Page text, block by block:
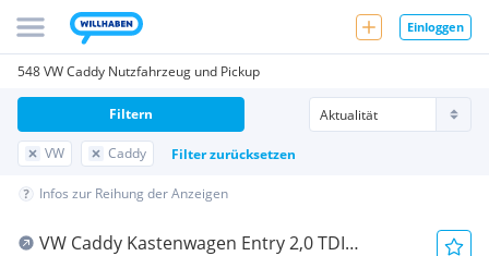
Einloggen
548 VW Caddy Nutzfahrzeug und Pickup
VW Caddy Filter zurücksetzen
Filtern
Infos zur Reihung der Anzeigen
VW Caddy Kastenwagen Entry 2,0 TDI